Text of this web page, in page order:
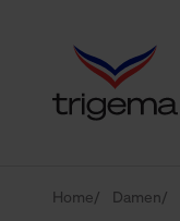
Home Damen